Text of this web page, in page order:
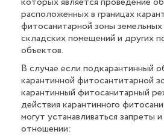
расположенных в границах
фитосанитарной зоны земельных
складских помещений и других
объектов.
В случае если подкарантинный
карантинной фитосантитарной
карантинный фитосанитарный
действия карантинного
могут устанавливаться запреты
отношении: